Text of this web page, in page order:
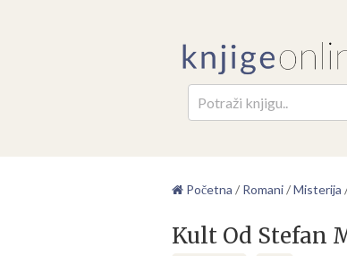
Početna / Romani/Misterija
Kult Od Stefan